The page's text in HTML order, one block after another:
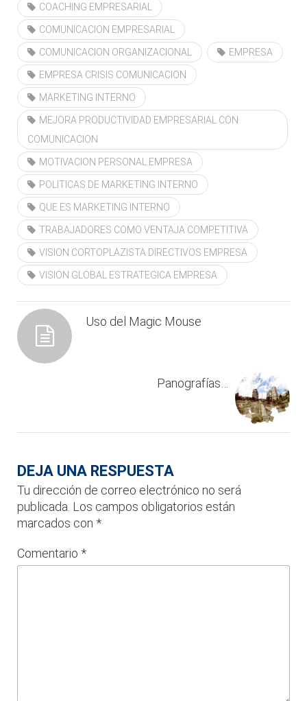
COACHING EMPRESARIAL
COMUNICACION EMPRESARIAL
COMUNICACION ORGANIZACIONAL EMPRESA
EMPRESA CRISIS COMUNICACION
MARKETING INTERNO
MEJORA PRODUCTIVIDAD EMPRESARIAL CON
COMUNICACION
MOTIVACION PERSONAL EMPRESA
POLITICAS DE MARKETING INTERNO
QUE ES MARKETING INTERNO
TRABAJADORES COMO VENTAJA COMPETITIVA
VISION CORTOPLAZISTA DIRECTIVOS EMPRESA
VISION GLOBAL ESTRATEGICA EMPRESA
Uso del Magic Mouse
Panografías…
DEJA UNA RESPUESTA
Tu dirección de correo electrónico no será
publicada. Los campos obligatorios están
marcados con *
Comentario *